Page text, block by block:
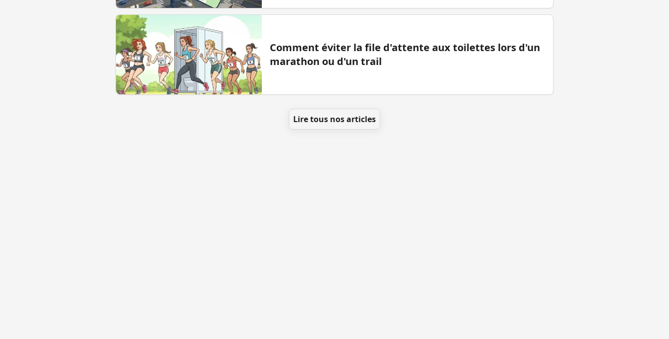
Comment éviter la file d'attente aux toilettes lors d'un
marathon ou d'un trail
Lire tous nos articles